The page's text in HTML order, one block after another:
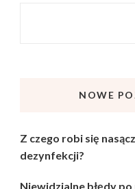
NOWE
Z czego robi się
dezynfekcji?
Niewidzialne błędy